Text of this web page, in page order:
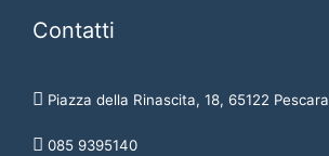
Contatti
Piazza della Rinascita, 18, 65122 Pescara
085 9395140